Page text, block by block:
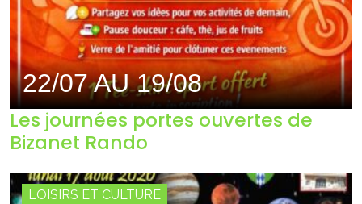
22/07 AU 19/08
Les journées portes ouvertes de
Bizanet Rando
LOISIRS ET CULTURE